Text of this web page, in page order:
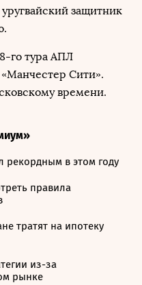
защитник
го тура АПЛ
Сити».
времени.
рекордным в этом году
правила
тратят на ипотеку
из-за
рынке